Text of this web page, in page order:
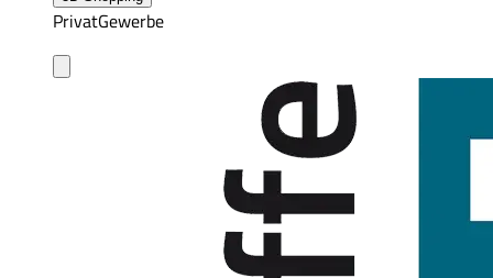
PrivatGewerbe